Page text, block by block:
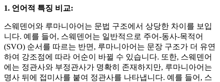
1. 언어적 특징 비교:
스웨덴어와 루마니아어는 문법 구조에서 상당한 차이를 보입
니다. 예를 들어, 스웨덴어는 일반적으로 주어-동사-목적어
(SVO) 순서를 따르는 반면, 루마니아어는 문장 구조가 더 유연
하여 강조점에 따라 어순이 바뀔 수 있습니다. 또한, 스웨덴어
에는 정관사와 부정관사가 명확히 존재하지만, 루마니아어는
명사 뒤에 접미사를 붙여 정관사를 나타냅니다. 예를 들어, 스